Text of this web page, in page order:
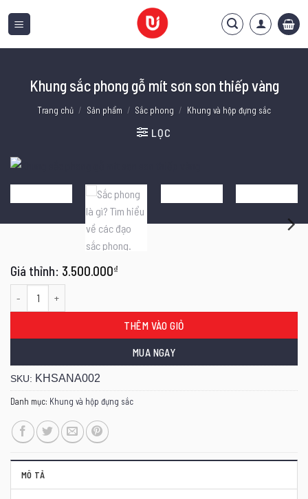
qua
Khung sắc phong gỗ mít sơn son thiếp vàng
Trang chủ / Sản phẩm / Sắc phong / Khung và hộp đựng sắc
LỌC
3.500.000₫
THÊM VÀO GIỎ
MUA NGAY
SKU: KHSANA002
Danh mục: Khung và hộp đựng sắc
MÔ TẢ